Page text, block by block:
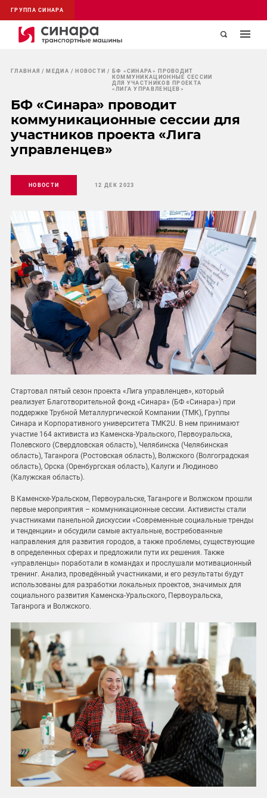
ГРУППА СИНАРА
ГЛАВНАЯ МЕДИА НОВОСТИ
БФ «СИНАРА» ПРОВОДИТ
КОММУНИКАЦИОННЫЕ СЕССИИ
ДЛЯ УЧАСТНИКОВ ПРОЕКТА
«ЛИГА УПРАВЛЕНЦЕВ»
БФ «Синара» проводит
коммуникационные сессии для
участников проекта «Лига
управленцев»
НОВОСТИ 12 ДЕК 2023
Стартовал пятый сезон проекта «Лига управленцев», который
реализует Благотворительной фонд «Синара» (БФ «Синара») при
поддержке Трубной Металлургической Компании (ТМК), Группы
Синара и Корпоративного университета ТМК2U. В нем принимают
участие 164 активиста из Каменска-Уральского, Первоуральска,
Полевского (Свердловская область), Челябинска (Челябинская
область), Таганрога (Ростовская область), Волжского (Волгоградская
область), Орска (Оренбургская область), Калуги и Людиново
(Калужская область).
В Каменске-Уральском, Первоуральске, Таганроге и Волжском прошли
первые мероприятия – коммуникационные сессии. Активисты стали
участниками панельной дискуссии «Современные социальные тренды
и тенденции» и обсудили самые актуальные, востребованные
направления для развития городов, а также проблемы, существующие
в определенных сферах и предложили пути их решения. Также
«управленцы» поработали в командах и прослушали мотивационный
тренинг. Анализ, проведённый участниками, и его результаты будут
использованы для разработки локальных проектов, значимых для
социального развития Каменска-Уральского, Первоуральска,
Таганрога и Волжского.